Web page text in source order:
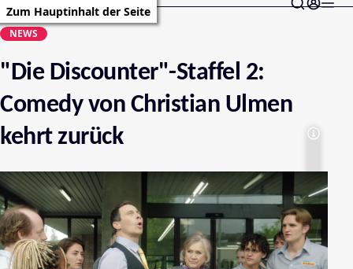
Zum Hauptinhalt der Seite
NEWS
"Die Discounter"-Staffel 2:
Comedy von Christian Ulmen
kehrt zurück